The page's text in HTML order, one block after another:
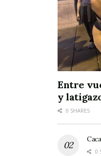
Entre
y
0 SHARES
0